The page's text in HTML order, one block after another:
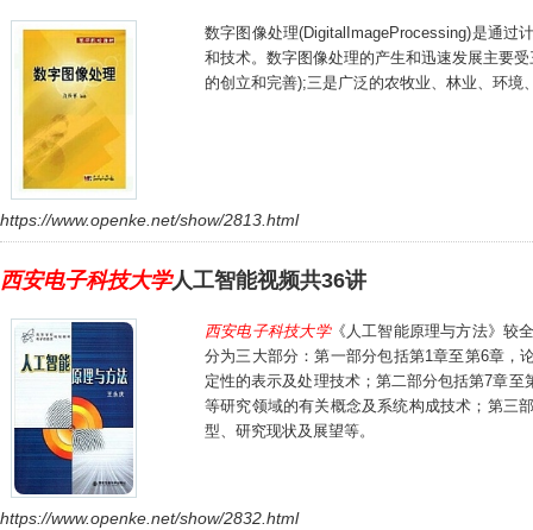
数字图像处理(DigitalImageProcessing)是通过
和技术。数字图像处理的产生和迅速发展主要
的创立和完善);三是广泛的农牧业、林业、环
https://www.openke.net/show/2813.html
西安电子科技大学人工智能视频共36讲
西安电子科技大学《人工智能原理与方法》较
分为三大部分：第一部分包括第1章至第6章，
定性的表示及处理技术；第二部分包括第7章
等研究领域的有关概念及系统构成技术；第三
型、研究现状及展望等。
https://www.openke.net/show/2832.html